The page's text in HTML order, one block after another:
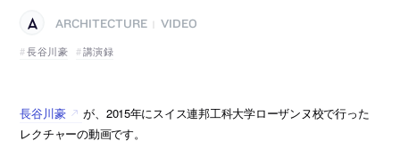
ARCHITECTURE
VIDEO
長谷川豪
講演録
長谷川豪
が、2015年にスイス連邦工科大学ローザンヌ校で行った
レクチャーの動画です。